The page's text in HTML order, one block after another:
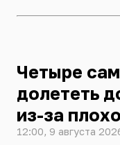
Четыре
долететь
из-за
12:00, 9 августа